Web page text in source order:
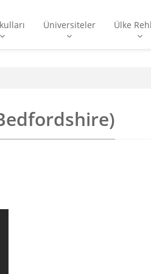
Üniversiteler Ülke